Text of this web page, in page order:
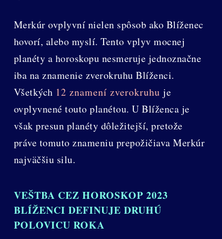
Merkúr ovplyvní nielen spôsob ako Blíženec
hovorí, alebo myslí. Tento vplyv mocnej
planéty a horoskopu nesmeruje jednoznačne
iba na znamenie zverokruhu Blíženci.
Všetkých 12 znamení zverokruhuje
ovplyvnené touto planétou. U Blíženca je
však presun planéty dôležitejší, pretože
práve tomuto znameniu prepožičiava Merkúr
najväčšiu silu.
VEŠTBA CEZ HOROSKOP 2023
BLÍŽENCI DEFINUJE DRUHÚ
POLOVICU ROKA